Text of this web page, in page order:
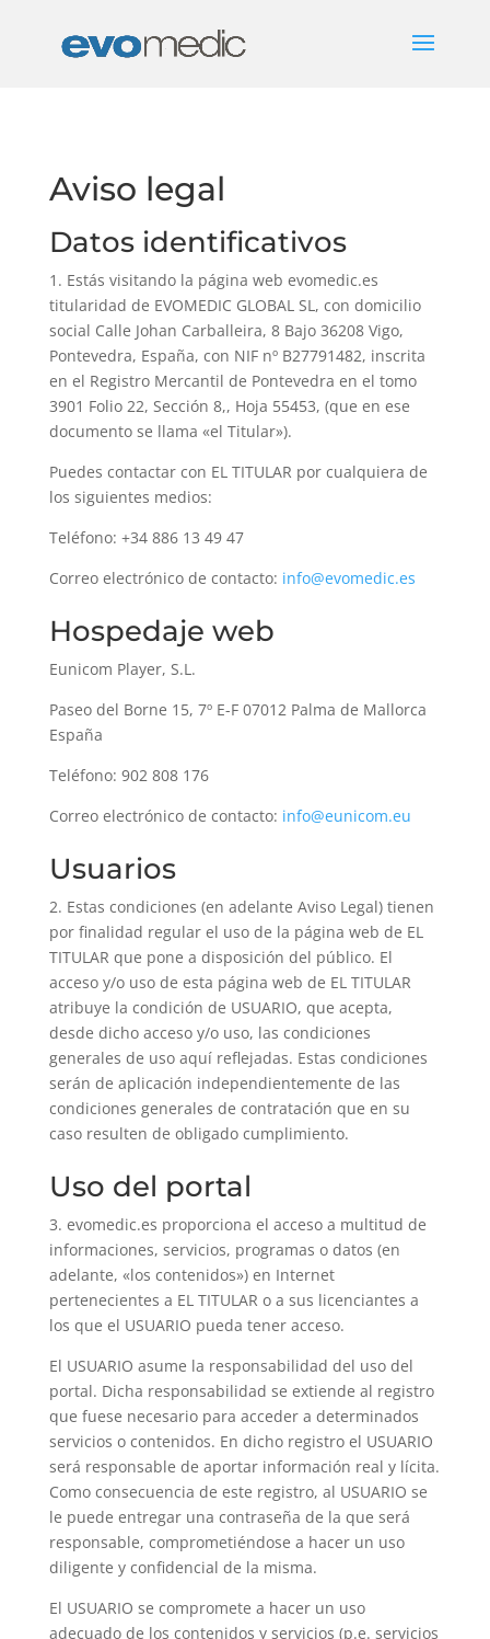
Aviso legal
Datos identificativos
1. Estás visitando la página web evomedic.es
titularidad de EVOMEDIC GLOBAL SL, con domicilio
social Calle Johan Carballeira, 8 Bajo 36208 Vigo,
Pontevedra, España, con NIF nº B27791482, inscrita
en el Registro Mercantil de Pontevedra en el tomo
3901 Folio 22, Sección 8,, Hoja 55453, (que en ese
documento se llama «el Titular»).
Puedes contactar con EL TITULAR por cualquiera de
los siguientes medios:
Teléfono: +34 886 13 49 47
Correo electrónico de contacto: info@evomedic.es
Hospedaje web
Eunicom Player, S.L.
Paseo del Borne 15, 7º E-F 07012 Palma de Mallorca
España
Teléfono: 902 808 176
Correo electrónico de contacto: info@eunicom.eu
Usuarios
2. Estas condiciones (en adelante Aviso Legal) tienen
por finalidad regular el uso de la página web de EL
TITULAR que pone a disposición del público. El
acceso y/o uso de esta página web de EL TITULAR
atribuye la condición de USUARIO, que acepta,
desde dicho acceso y/o uso, las condiciones
generales de uso aquí reflejadas. Estas condiciones
serán de aplicación independientemente de las
condiciones generales de contratación que en su
caso resulten de obligado cumplimiento.
Uso del portal
3. evomedic.es proporciona el acceso a multitud de
informaciones, servicios, programas o datos (en
adelante, «los contenidos») en Internet
pertenecientes a EL TITULAR o a sus licenciantes a
los que el USUARIO pueda tener acceso.
El USUARIO asume la responsabilidad del uso del
portal. Dicha responsabilidad se extiende al registro
que fuese necesario para acceder a determinados
servicios o contenidos. En dicho registro el USUARIO
será responsable de aportar información real y lícita.
Como consecuencia de este registro, al USUARIO se
le puede entregar una contraseña de la que será
responsable, comprometiéndose a hacer un uso
diligente y confidencial de la misma.
El USUARIO se compromete a hacer un uso
adecuado de los contenidos y servicios (p.e. servicios